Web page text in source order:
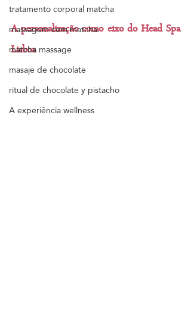
tratamento corporal matcha
massagem com matcha
matcha massage
masaje de chocolate
ritual de chocolate y pistacho
A experiência wellness
A personalização como eixo do Head Spa
Lisboa